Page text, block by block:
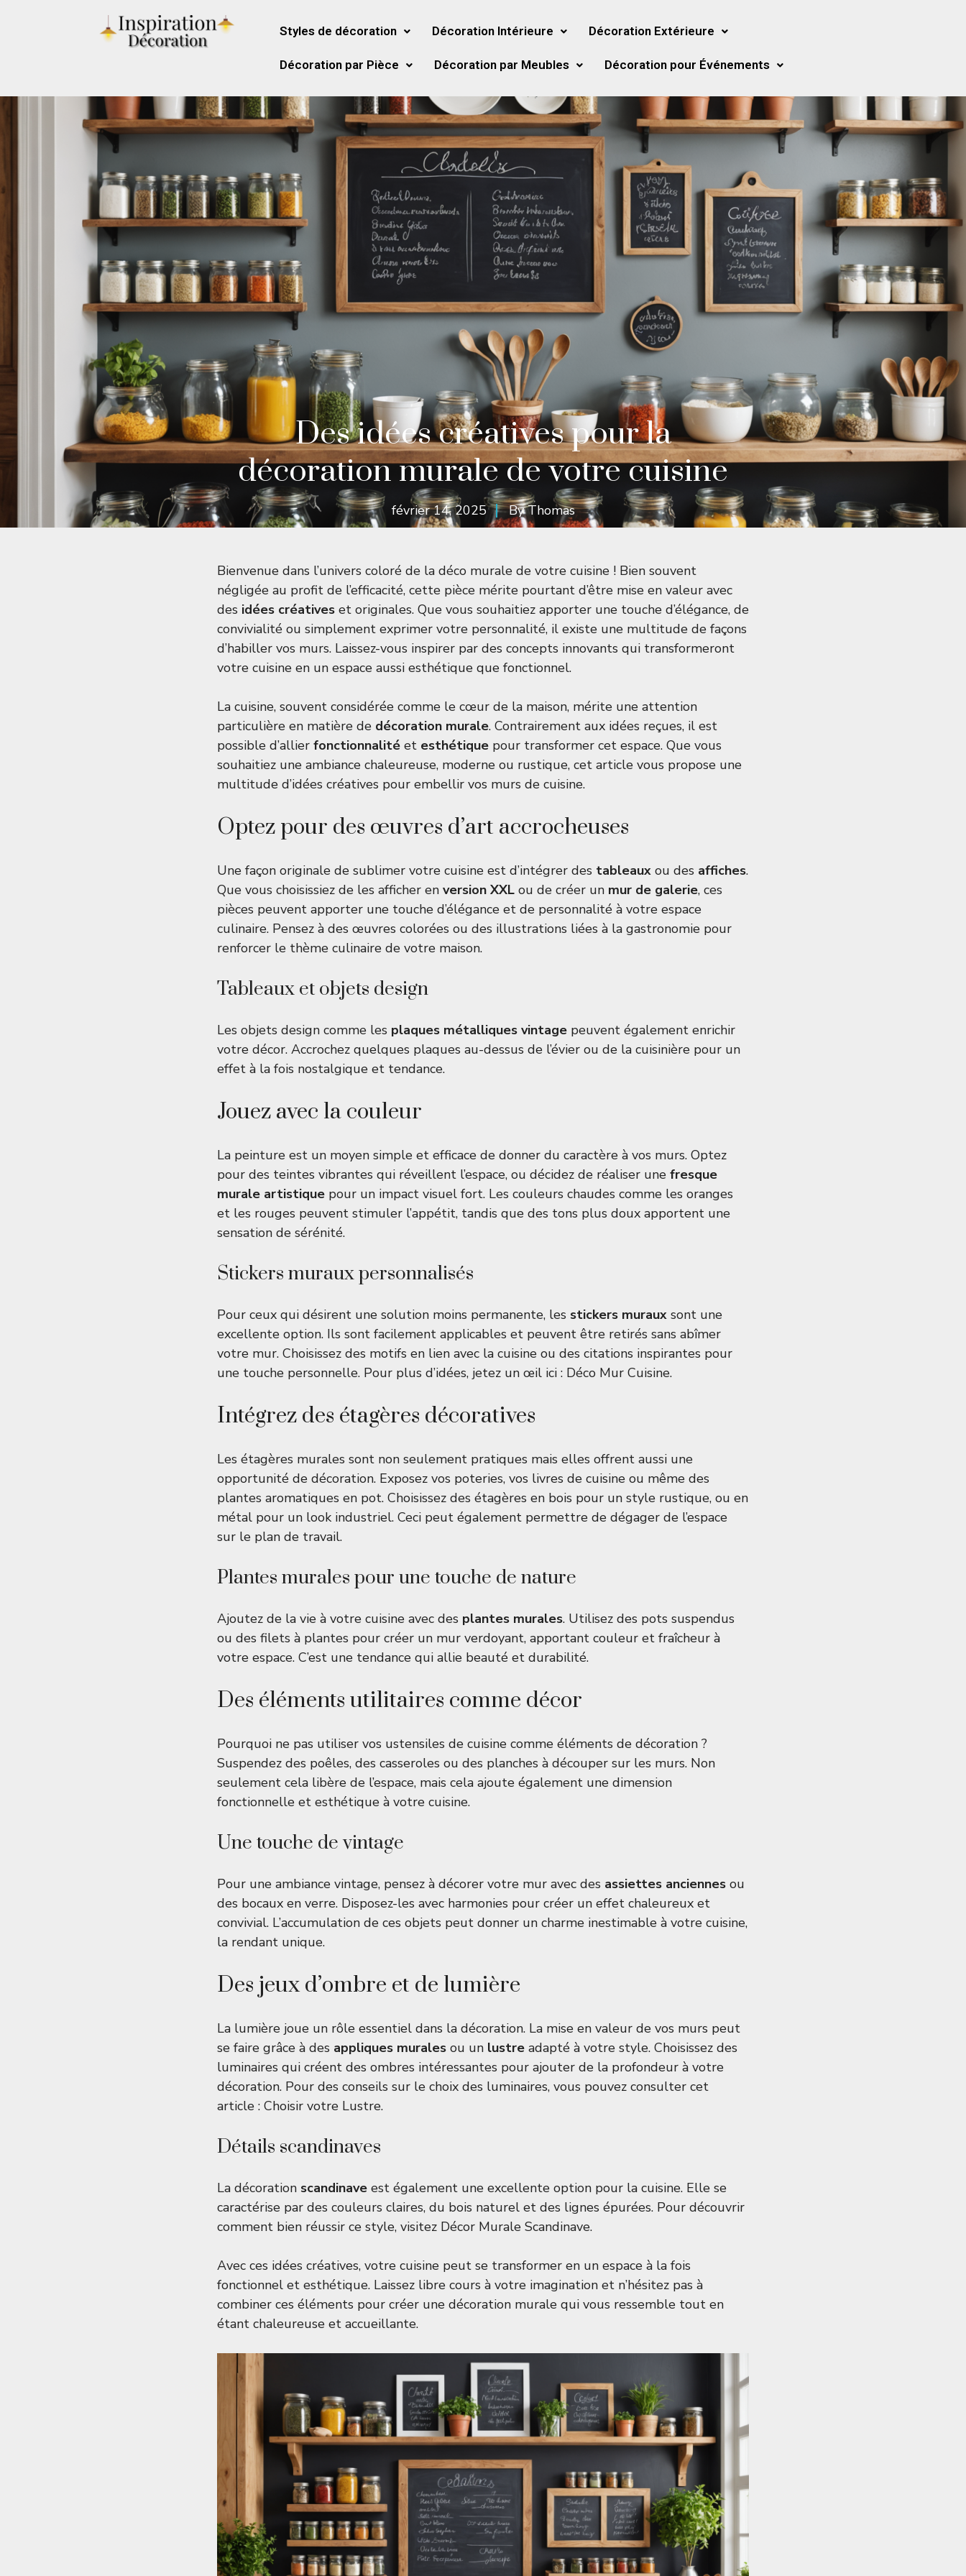
Styles de décoration Décoration Intérieure Décoration Extérieure
Décoration par Pièce Décoration par Meubles Décoration pour Événements
Des idées créatives pour la
décoration murale de votre cuisine
février 14, 2025 ByThomas
Bienvenue dans l’univers coloré de la déco murale de votre cuisine ! Bien souvent
négligée au profit de l’efficacité, cette pièce mérite pourtant d’être mise en valeur avec
des idées créatives et originales. Que vous souhaitiez apporter une touche d’élégance, de
convivialité ou simplement exprimer votre personnalité, il existe une multitude de façons
d’habiller vos murs. Laissez-vous inspirer par des concepts innovants qui transformeront
votre cuisine en un espace aussi esthétique que fonctionnel.
La cuisine, souvent considérée comme le cœur de la maison, mérite une attention
particulière en matière de décoration murale. Contrairement aux idées reçues, il est
possible d’allier fonctionnalité et esthétique pour transformer cet espace. Que vous
souhaitiez une ambiance chaleureuse, moderne ou rustique, cet article vous propose une
multitude d’idées créatives pour embellir vos murs de cuisine.
Optez pour des œuvres d’art accrocheuses
Une façon originale de sublimer votre cuisine est d’intégrer des tableaux ou des affiches.
Que vous choisissiez de les afficher en version XXL ou de créer un mur de galerie, ces
pièces peuvent apporter une touche d’élégance et de personnalité à votre espace
culinaire. Pensez à des œuvres colorées ou des illustrations liées à la gastronomie pour
renforcer le thème culinaire de votre maison.
Tableaux et objets design
Les objets design comme les plaques métalliques vintage peuvent également enrichir
votre décor. Accrochez quelques plaques au-dessus de l’évier ou de la cuisinière pour un
effet à la fois nostalgique et tendance.
Jouez avec la couleur
La peinture est un moyen simple et efficace de donner du caractère à vos murs. Optez
pour des teintes vibrantes qui réveillent l’espace, ou décidez de réaliser une fresque
murale artistique pour un impact visuel fort. Les couleurs chaudes comme les oranges
et les rouges peuvent stimuler l’appétit, tandis que des tons plus doux apportent une
sensation de sérénité.
Stickers muraux personnalisés
Pour ceux qui désirent une solution moins permanente, les stickers muraux sont une
excellente option. Ils sont facilement applicables et peuvent être retirés sans abîmer
votre mur. Choisissez des motifs en lien avec la cuisine ou des citations inspirantes pour
une touche personnelle. Pour plus d’idées, jetez un œil ici : Déco Mur Cuisine.
Intégrez des étagères décoratives
Les étagères murales sont non seulement pratiques mais elles offrent aussi une
opportunité de décoration. Exposez vos poteries, vos livres de cuisine ou même des
plantes aromatiques en pot. Choisissez des étagères en bois pour un style rustique, ou en
métal pour un look industriel. Ceci peut également permettre de dégager de l’espace
sur le plan de travail.
Plantes murales pour une touche de nature
Ajoutez de la vie à votre cuisine avec des plantes murales. Utilisez des pots suspendus
ou des filets à plantes pour créer un mur verdoyant, apportant couleur et fraîcheur à
votre espace. C’est une tendance qui allie beauté et durabilité.
Des éléments utilitaires comme décor
Pourquoi ne pas utiliser vos ustensiles de cuisine comme éléments de décoration ?
Suspendez des poêles, des casseroles ou des planches à découper sur les murs. Non
seulement cela libère de l’espace, mais cela ajoute également une dimension
fonctionnelle et esthétique à votre cuisine.
Une touche de vintage
Pour une ambiance vintage, pensez à décorer votre mur avec des assiettes anciennes ou
des bocaux en verre. Disposez-les avec harmonies pour créer un effet chaleureux et
convivial. L’accumulation de ces objets peut donner un charme inestimable à votre cuisine,
la rendant unique.
Des jeux d’ombre et de lumière
La lumière joue un rôle essentiel dans la décoration. La mise en valeur de vos murs peut
se faire grâce à des appliques murales ou un lustre adapté à votre style. Choisissez des
luminaires qui créent des ombres intéressantes pour ajouter de la profondeur à votre
décoration. Pour des conseils sur le choix des luminaires, vous pouvez consulter cet
article : Choisir votre Lustre.
Détails scandinaves
La décoration scandinave est également une excellente option pour la cuisine. Elle se
caractérise par des couleurs claires, du bois naturel et des lignes épurées. Pour découvrir
comment bien réussir ce style, visitez Décor Murale Scandinave.
Avec ces idées créatives, votre cuisine peut se transformer en un espace à la fois
fonctionnel et esthétique. Laissez libre cours à votre imagination et n’hésitez pas à
combiner ces éléments pour créer une décoration murale qui vous ressemble tout en
étant chaleureuse et accueillante.